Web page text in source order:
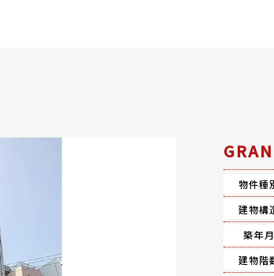
物件種
建物構
築年月
建物階